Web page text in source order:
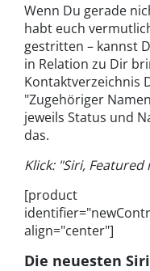
Wenn Du gerade
habt euch
gestritten – kannst
in Relation zu Dir
Kontaktverzeichnis
"Zugehöriger
jeweils Status und
das.
Klick: "Siri,
[product
align="center"]
Die neuesten